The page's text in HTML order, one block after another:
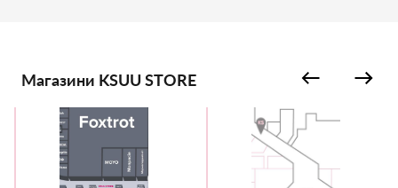
Магазини KSUU STORE